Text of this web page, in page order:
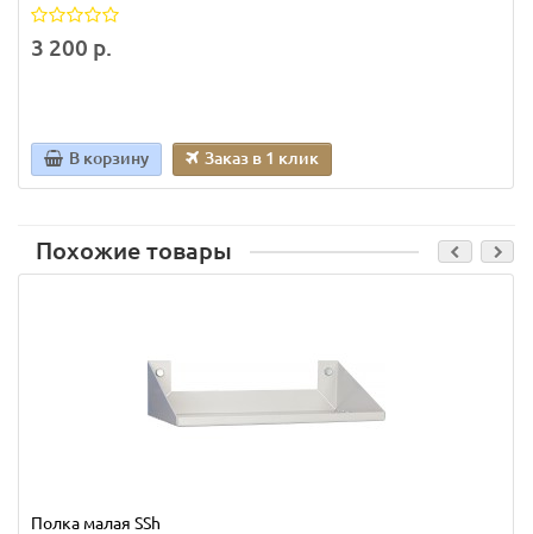
3 200 р.
В корзину Заказ в 1 клик
Похожие товары
Полка малая SSh